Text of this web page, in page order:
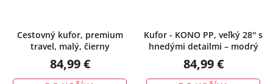
Cestovný kufor, premium
travel, malý, čierny
84,99 €
Kufor - KONO PP, veľký 28'' s
hnedými detailmi – modrý
84,99 €